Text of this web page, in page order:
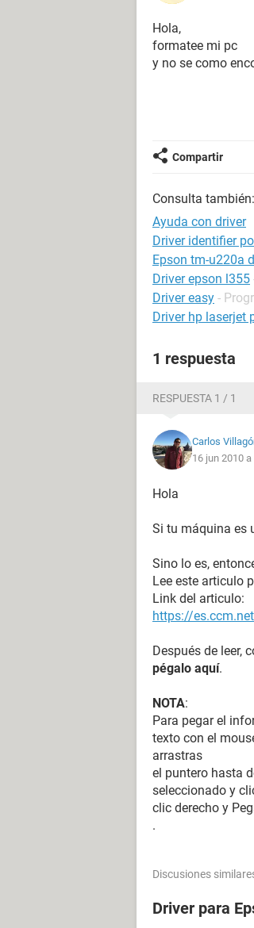
Hola,
formatee mi pc
y no se como
Compartir
Consulta también:
Ayuda con driver
Driver identifier
Epson tm-u220a
Driver epson l355
Driver easy -
Driver hp laserjet
1 respuesta
RESPUESTA 1 / 1
Carlos
16 jun 2010
Hola
Si tu máquina es
Sino lo es,
Lee este articulo
Link del articulo:
https://
Después de leer,
pégalo aquí.
NOTA:
Para pegar el
texto con el
arrastras
el puntero hasta
seleccionado y
clic derecho y
.
Discusiones
Driver para